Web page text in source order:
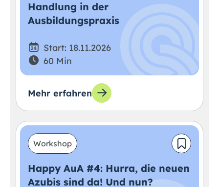
Handlung in der
Ausbildungspraxis
Start: 18.11.2026
60 Min
Mehr erfahren
Workshop
Happy AuA #4: Hurra, die neuen
Azubis sind da! Und nun?